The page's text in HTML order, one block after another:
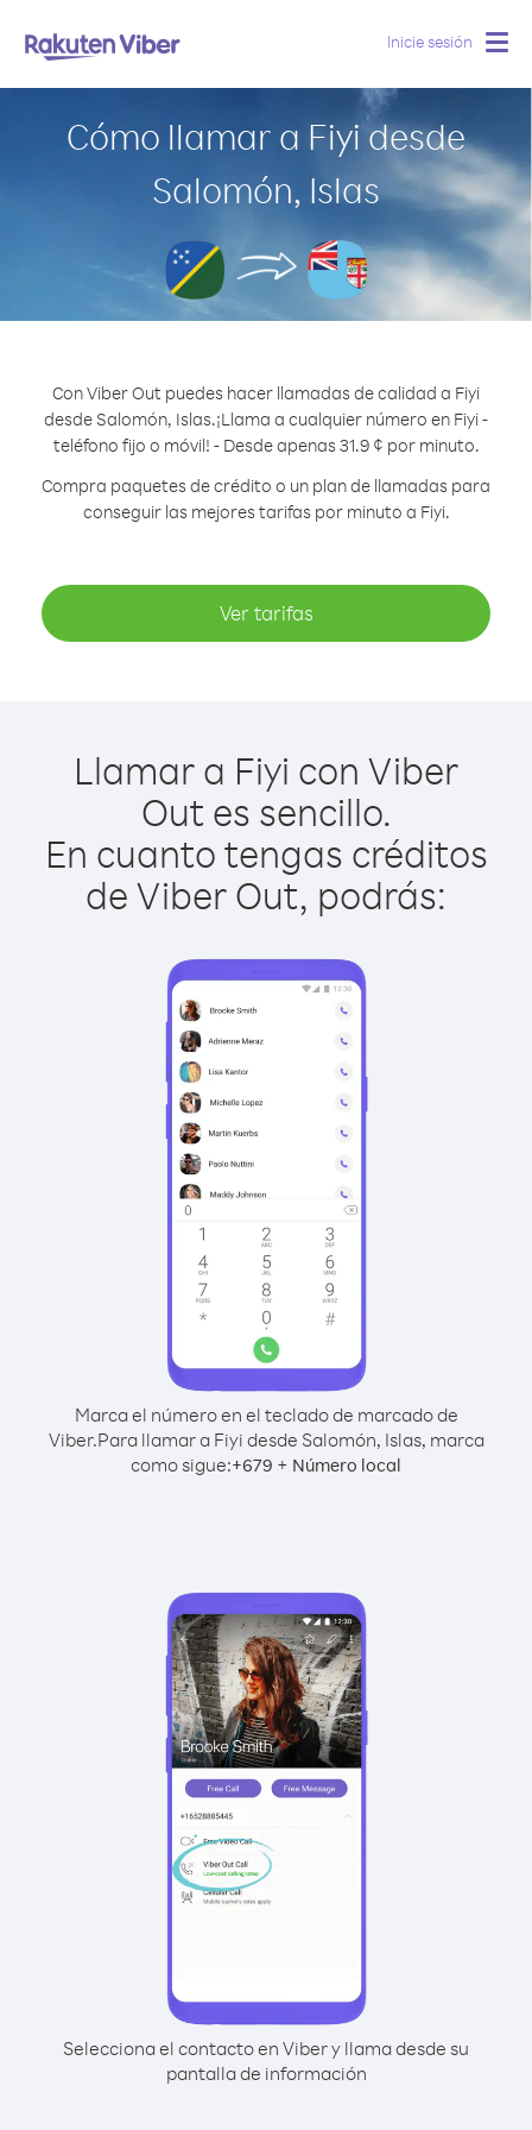
Inicie sesión
Cómo llamar a Fiyi desde
Salomón, Islas
Con Viber Out puedes hacer llamadas de calidad a Fiyi
desde Salomón, Islas.¡Llama a cualquier número en Fiyi -
teléfono fijo o móvil! - Desde apenas 31.9 ¢ por minuto.
Compra paquetes de crédito o un plan de llamadas para
conseguir las mejores tarifas por minuto a Fiyi.
Ver tarifas
Llamar a Fiyi con Viber
Out es sencillo.
En cuanto tengas créditos
de Viber Out, podrás:
Marca el número en el teclado de marcado de
Viber.Para llamar a Fiyi desde Salomón, Islas, marca
como sigue:+679 + Número local
Selecciona el contacto en Viber y llama desde su
pantalla de información